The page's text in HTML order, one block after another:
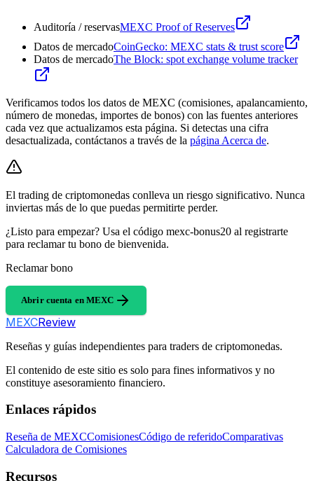
Auditoría / reservasMEXC Proof of Reserves
Datos de mercadoCoinGecko: MEXC stats & trust score
Datos de mercadoThe Block: spot exchange volume tracker
Verificamos todos los datos de MEXC (comisiones, apalancamiento,
número de monedas, importes de bonos) con las fuentes anteriores
cada vez que actualizamos esta página. Si detectas una cifra
desactualizada, contáctanos a través de la página Acerca de.
El trading de criptomonedas conlleva un riesgo significativo. Nunca
inviertas más de lo que puedas permitirte perder.
¿Listo para empezar? Usa el código mexc-bonus20 al registrarte
para reclamar tu bono de bienvenida.
Reclamar bono
Abrir cuenta en MEXC
MEXCReview
Reseñas y guías independientes para traders de criptomonedas.
El contenido de este sitio es solo para fines informativos y no
constituye asesoramiento financiero.
Enlaces rápidos
Reseña de MEXCComisionesCódigo de referidoComparativas
Calculadora de Comisiones
Recursos